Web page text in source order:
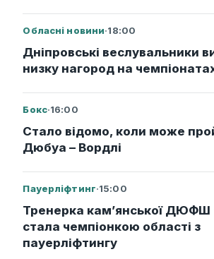
Обласні новини·18:00
Дніпровські веслувальники
низку нагород на
Бокс·16:00
Стало відомо, коли може
Дюбуа – Вордлі
Пауерліфтинг·15:00
Тренерка кам’янської ДЮФШ
стала чемпіонкою області з
пауерліфтингу